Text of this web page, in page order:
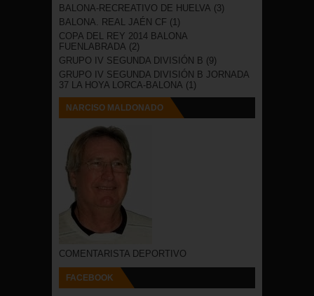
BALONA-RECREATIVO DE HUELVA (3)
BALONA. REAL JAÉN CF (1)
COPA DEL REY 2014 BALONA
FUENLABRADA (2)
GRUPO IV SEGUNDA DIVISIÓN B (9)
GRUPO IV SEGUNDA DIVISIÓN B JORNADA
37 LA HOYA LORCA-BALONA (1)
NARCISO MALDONADO
COMENTARISTA DEPORTIVO
FACEBOOK